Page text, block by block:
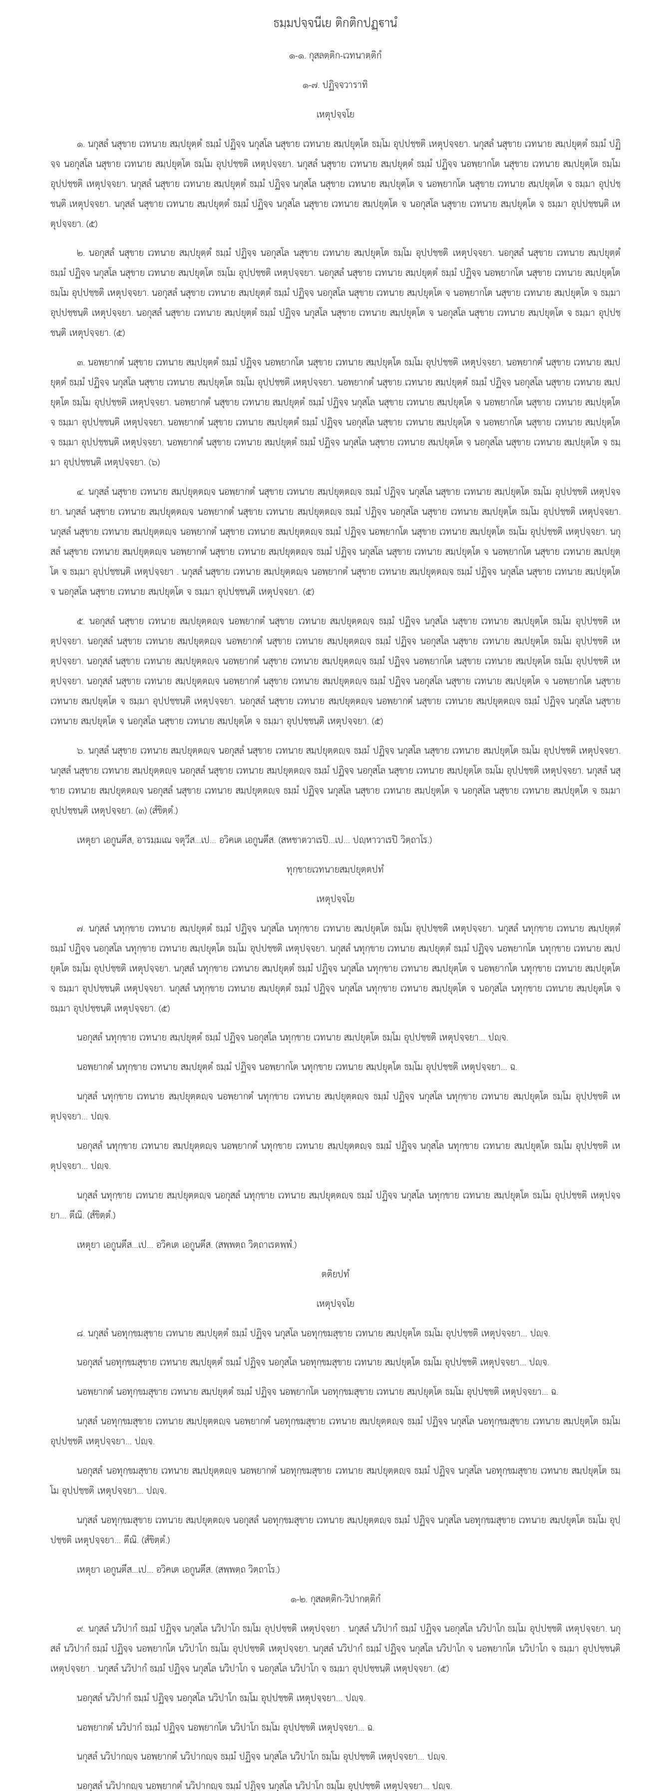
ธมฺมปจฺจนีเย ติกติกปฏฺานํ
๑-๑. กุสลตฺติก-เวทนาตฺติกํ
๑-๗. ปฏิจฺจวาราทิ
เหตุปจฺจโย
๑. นกุสลํนสุขาย เวทนาย สมฺปยุตฺตํ ธมฺมํ ปฏิจฺจ นกุสโล นสุขาย เวทนาย สมฺปยุตฺโต ธมฺโม อุปฺปชฺชติ เหตุปจฺจยา. นกุสลํ นสุขาย เวทนาย สมฺปยุตฺตํ ธมฺมํ ปฏิ
จฺจ นอกุสโล นสุขาย เวทนาย สมฺปยุตฺโต ธมฺโม อุปฺปชฺชติ เหตุปจฺจยา. นกุสลํ นสุขาย เวทนาย สมฺปยุตฺตํ ธมฺมํ ปฏิจฺจ นอพฺยากโต นสุขาย เวทนาย สมฺปยุตฺโต ธมฺโม
อุปฺปชฺชติ เหตุปจฺจยา. นกุสลํ นสุขาย เวทนาย สมฺปยุตฺตํ ธมฺมํ ปฏิจฺจ นกุสโล นสุขาย เวทนาย สมฺปยุตฺโต จ นอพฺยากโต นสุขาย เวทนาย สมฺปยุตฺโต จ ธมฺมา อุปฺปชฺ
ชนฺติ เหตุปจฺจยา. นกุสลํ นสุขาย เวทนาย สมฺปยุตฺตํ ธมฺมํ ปฏิจฺจ นกุสโล นสุขาย เวทนาย สมฺปยุตฺโต จ นอกุสโล นสุขาย เวทนาย สมฺปยุตฺโต จ ธมฺมา อุปฺปชฺชนฺติ เห
ตุปจฺจยา. (๕)
๒. นอกุสลํ นสุขาย เวทนาย สมฺปยุตฺตํ ธมฺมํ ปฏิจฺจ นอกุสโล นสุขาย เวทนาย สมฺปยุตฺโต ธมฺโม อุปฺปชฺชติ เหตุปจฺจยา. นอกุสลํ นสุขาย เวทนาย สมฺปยุตฺตํ
ธมฺมํ ปฏิจฺจ นกุสโล นสุขาย เวทนาย สมฺปยุตฺโต ธมฺโม อุปฺปชฺชติ เหตุปจฺจยา. นอกุสลํ นสุขาย เวทนาย สมฺปยุตฺตํ ธมฺมํ ปฏิจฺจ นอพฺยากโต นสุขาย เวทนาย สมฺปยุตฺโต
ธมฺโม อุปฺปชฺชติ เหตุปจฺจยา. นอกุสลํ นสุขาย เวทนาย สมฺปยุตฺตํ ธมฺมํ ปฏิจฺจ นอกุสโล นสุขาย เวทนาย สมฺปยุตฺโต จ นอพฺยากโต นสุขาย เวทนาย สมฺปยุตฺโต จ ธมฺมา
อุปฺปชฺชนฺติ เหตุปจฺจยา. นอกุสลํ นสุขาย เวทนาย สมฺปยุตฺตํ ธมฺมํ ปฏิจฺจ นกุสโล นสุขาย เวทนาย สมฺปยุตฺโต จ นอกุสโล นสุขาย เวทนาย สมฺปยุตฺโต จ ธมฺมา อุปฺปชฺ
ชนฺติ เหตุปจฺจยา. (๕)
๓. นอพฺยากตํ นสุขาย เวทนาย สมฺปยุตฺตํ ธมฺมํ ปฏิจฺจ นอพฺยากโต นสุขาย เวทนาย สมฺปยุตฺโต ธมฺโม อุปฺปชฺชติ เหตุปจฺจยา. นอพฺยากตํ นสุขาย เวทนาย สมฺป
ยุตฺตํ ธมฺมํ ปฏิจฺจ นกุสโล นสุขาย เวทนาย สมฺปยุตฺโต ธมฺโม อุปฺปชฺชติ เหตุปจฺจยา. นอพฺยากตํ นสุขาย เวทนาย สมฺปยุตฺตํ ธมฺมํ ปฏิจฺจ นอกุสโล นสุขาย เวทนาย สมฺป
ยุตฺโต ธมฺโม อุปฺปชฺชติ เหตุปจฺจยา. นอพฺยากตํ นสุขาย เวทนาย สมฺปยุตฺตํ ธมฺมํ ปฏิจฺจ นกุสโล นสุขาย เวทนาย สมฺปยุตฺโต จ นอพฺยากโต นสุขาย เวทนาย สมฺปยุตฺโต
จ ธมฺมา อุปฺปชฺชนฺติ เหตุปจฺจยา. นอพฺยากตํ นสุขาย เวทนาย สมฺปยุตฺตํ ธมฺมํ ปฏิจฺจ นอกุสโล นสุขาย เวทนาย สมฺปยุตฺโต จ นอพฺยากโต นสุขาย เวทนาย สมฺปยุตฺโต
จ ธมฺมา อุปฺปชฺชนฺติ เหตุปจฺจยา. นอพฺยากตํ นสุขาย เวทนาย สมฺปยุตฺตํ ธมฺมํ ปฏิจฺจ นกุสโล นสุขาย เวทนาย สมฺปยุตฺโต จ นอกุสโล นสุขาย เวทนาย สมฺปยุตฺโต จ ธมฺ
มา อุปฺปชฺชนฺติ เหตุปจฺจยา. (๖)
๔. นกุสลํ นสุขาย เวทนาย สมฺปยุตฺตฺจ นอพฺยากตํ นสุขาย เวทนาย สมฺปยุตฺตฺจ ธมฺมํ ปฏิจฺจ นกุสโล นสุขาย เวทนาย สมฺปยุตฺโต ธมฺโม อุปฺปชฺชติ เหตุปจฺจ
ยา. นกุสลํ นสุขาย เวทนาย สมฺปยุตฺตฺจ นอพฺยากตํ นสุขาย เวทนาย สมฺปยุตฺตฺจ ธมฺมํ ปฏิจฺจ นอกุสโล นสุขาย เวทนาย สมฺปยุตฺโต ธมฺโม อุปฺปชฺชติ เหตุปจฺจยา.
นกุสลํ นสุขาย เวทนาย สมฺปยุตฺตฺจ นอพฺยากตํ นสุขาย เวทนาย สมฺปยุตฺตฺจ ธมฺมํ ปฏิจฺจ นอพฺยากโต นสุขาย เวทนาย สมฺปยุตฺโต ธมฺโม อุปฺปชฺชติ เหตุปจฺจยา. นกุ
สลํ นสุขาย เวทนาย สมฺปยุตฺตฺจ นอพฺยากตํ นสุขาย เวทนาย สมฺปยุตฺตฺจ ธมฺมํ ปฏิจฺจ นกุสโล นสุขาย เวทนาย สมฺปยุตฺโต จ นอพฺยากโต นสุขาย เวทนาย สมฺปยุตฺ
โต จ ธมฺมา อุปฺปชฺชนฺติ เหตุปจฺจยา . นกุสลํ นสุขาย เวทนาย สมฺปยุตฺตฺจ นอพฺยากตํ นสุขาย เวทนาย สมฺปยุตฺตฺจ ธมฺมํ ปฏิจฺจ นกุสโล นสุขาย เวทนายสมฺปยุตฺโต
จ นอกุสโล นสุขาย เวทนาย สมฺปยุตฺโต จ ธมฺมา อุปฺปชฺชนฺติ เหตุปจฺจยา. (๕)
๕. นอกุสลํ นสุขาย เวทนาย สมฺปยุตฺตฺจ นอพฺยากตํ นสุขาย เวทนาย สมฺปยุตฺตฺจ ธมฺมํ ปฏิจฺจ นกุสโล นสุขาย เวทนาย สมฺปยุตฺโต ธมฺโม อุปฺปชฺชติ เห
ตุปจฺจยา. นอกุสลํ นสุขาย เวทนาย สมฺปยุตฺตฺจ นอพฺยากตํ นสุขาย เวทนาย สมฺปยุตฺตฺจ ธมฺมํ ปฏิจฺจ นอกุสโล นสุขาย เวทนาย สมฺปยุตฺโต ธมฺโม อุปฺปชฺชติ เห
ตุปจฺจยา. นอกุสลํ นสุขาย เวทนาย สมฺปยุตฺตฺจ นอพฺยากตํ นสุขาย เวทนาย สมฺปยุตฺตฺจ ธมฺมํ ปฏิจฺจ นอพฺยากโต นสุขาย เวทนาย สมฺปยุตฺโต ธมฺโม อุปฺปชฺชติ เห
ตุปจฺจยา. นอกุสลํ นสุขาย เวทนาย สมฺปยุตฺตฺจ นอพฺยากตํ นสุขาย เวทนาย สมฺปยุตฺตฺจ ธมฺมํ ปฏิจฺจ นอกุสโล นสุขาย เวทนาย สมฺปยุตฺโต จ นอพฺยากโต นสุขาย
เวทนาย สมฺปยุตฺโต จ ธมฺมา อุปฺปชฺชนฺติ เหตุปจฺจยา. นอกุสลํ นสุขาย เวทนาย สมฺปยุตฺตฺจ นอพฺยากตํ นสุขาย เวทนาย สมฺปยุตฺตฺจ ธมฺมํ ปฏิจฺจ นกุสโล นสุขาย
เวทนาย สมฺปยุตฺโต จ นอกุสโล นสุขาย เวทนาย สมฺปยุตฺโต จ ธมฺมา อุปฺปชฺชนฺติ เหตุปจฺจยา. (๕)
๖. นกุสลํ นสุขาย เวทนาย สมฺปยุตฺตฺจ นอกุสลํ นสุขาย เวทนาย สมฺปยุตฺตฺจ ธมฺมํ ปฏิจฺจ นกุสโล นสุขาย เวทนาย สมฺปยุตฺโต ธมฺโม อุปฺปชฺชติ เหตุปจฺจยา.
นกุสลํ นสุขาย เวทนาย สมฺปยุตฺตฺจ นอกุสลํ นสุขาย เวทนาย สมฺปยุตฺตฺจ ธมฺมํ ปฏิจฺจ นอกุสโล นสุขาย เวทนาย สมฺปยุตฺโต ธมฺโม อุปฺปชฺชติ เหตุปจฺจยา. นกุสลํ นสุ
ขาย เวทนาย สมฺปยุตฺตฺจ นอกุสลํ นสุขาย เวทนาย สมฺปยุตฺตฺจ ธมฺมํ ปฏิจฺจ นกุสโล นสุขาย เวทนาย สมฺปยุตฺโต จ นอกุสโล นสุขาย เวทนาย สมฺปยุตฺโต จ ธมฺมา
อุปฺปชฺชนฺติ เหตุปจฺจยา. (๓) (สํขิตฺตํ.)
เหตุยา เอกูนตึส, อารมฺมเณ จตุวีส…เป… อวิคเต เอกูนตึส. (สหชาตวาเรปิ…เป… ปฺหาวาเรปิ วิตฺถาโร.)
ทุกฺขายเวทนายสมฺปยุตฺตปทํ
เหตุปจฺจโย
๗. นกุสลํ นทุกฺขาย เวทนาย สมฺปยุตฺตํ ธมฺมํ ปฏิจฺจ นกุสโล นทุกฺขาย เวทนาย สมฺปยุตฺโต ธมฺโม อุปฺปชฺชติ เหตุปจฺจยา. นกุสลํ นทุกฺขาย เวทนาย สมฺปยุตฺตํ
ธมฺมํ ปฏิจฺจ นอกุสโล นทุกฺขาย เวทนาย สมฺปยุตฺโต ธมฺโม อุปฺปชฺชติ เหตุปจฺจยา. นกุสลํ นทุกฺขาย เวทนาย สมฺปยุตฺตํ ธมฺมํ ปฏิจฺจ นอพฺยากโต นทุกฺขาย เวทนาย สมฺป
ยุตฺโต ธมฺโม อุปฺปชฺชติ เหตุปจฺจยา. นกุสลํ นทุกฺขาย เวทนาย สมฺปยุตฺตํ ธมฺมํ ปฏิจฺจ นกุสโล นทุกฺขาย เวทนาย สมฺปยุตฺโต จ นอพฺยากโต นทุกฺขาย เวทนาย สมฺปยุตฺโต
จ ธมฺมา อุปฺปชฺชนฺติ เหตุปจฺจยา. นกุสลํ นทุกฺขาย เวทนาย สมฺปยุตฺตํ ธมฺมํ ปฏิจฺจ นกุสโล นทุกฺขาย เวทนาย สมฺปยุตฺโต จ นอกุสโล นทุกฺขาย เวทนาย สมฺปยุตฺโต จ
ธมฺมา อุปฺปชฺชนฺติ เหตุปจฺจยา. (๕)
นอกุสลํ นทุกฺขาย เวทนาย สมฺปยุตฺตํ ธมฺมํ ปฏิจฺจ นอกุสโล นทุกฺขาย เวทนาย สมฺปยุตฺโต ธมฺโม อุปฺปชฺชติ เหตุปจฺจยา… ปฺจ.
นอพฺยากตํ นทุกฺขาย เวทนาย สมฺปยุตฺตํ ธมฺมํ ปฏิจฺจ นอพฺยากโต นทุกฺขาย เวทนาย สมฺปยุตฺโต ธมฺโม อุปฺปชฺชติ เหตุปจฺจยา… ฉ.
นกุสลํ นทุกฺขาย เวทนาย สมฺปยุตฺตฺจ นอพฺยากตํ นทุกฺขาย เวทนาย สมฺปยุตฺตฺจ ธมฺมํ ปฏิจฺจ นกุสโล นทุกฺขาย เวทนาย สมฺปยุตฺโต ธมฺโม อุปฺปชฺชติ เห
ตุปจฺจยา… ปฺจ.
นอกุสลํ นทุกฺขาย เวทนาย สมฺปยุตฺตฺจ นอพฺยากตํ นทุกฺขาย เวทนาย สมฺปยุตฺตฺจ ธมฺมํ ปฏิจฺจ นกุสโล นทุกฺขาย เวทนาย สมฺปยุตฺโต ธมฺโม อุปฺปชฺชติ เห
ตุปจฺจยา… ปฺจ.
นกุสลํ นทุกฺขาย เวทนาย สมฺปยุตฺตฺจ นอกุสลํ นทุกฺขาย เวทนาย สมฺปยุตฺตฺจ ธมฺมํ ปฏิจฺจ นกุสโล นทุกฺขาย เวทนาย สมฺปยุตฺโต ธมฺโม อุปฺปชฺชติ เหตุปจฺจ
ยา… ตีณิ. (สํขิตฺตํ.)
เหตุยา เอกูนตึส…เป… อวิคเต เอกูนตึส. (สพฺพตฺถ วิตฺถาเรตพฺพํ.)
ตติยปทํ
เหตุปจฺจโย
๘. นกุสลํนอทุกฺขมสุขาย เวทนาย สมฺปยุตฺตํ ธมฺมํ ปฏิจฺจ นกุสโล นอทุกฺขมสุขาย เวทนาย สมฺปยุตฺโต ธมฺโม อุปฺปชฺชติ เหตุปจฺจยา… ปฺจ.
นอกุสลํ นอทุกฺขมสุขาย เวทนาย สมฺปยุตฺตํ ธมฺมํ ปฏิจฺจ นอกุสโล นอทุกฺขมสุขาย เวทนาย สมฺปยุตฺโต ธมฺโม อุปฺปชฺชติ เหตุปจฺจยา… ปฺจ.
นอพฺยากตํ นอทุกฺขมสุขาย เวทนาย สมฺปยุตฺตํ ธมฺมํ ปฏิจฺจ นอพฺยากโต นอทุกฺขมสุขาย เวทนาย สมฺปยุตฺโต ธมฺโม อุปฺปชฺชติ เหตุปจฺจยา… ฉ.
นกุสลํ นอทุกฺขมสุขาย เวทนาย สมฺปยุตฺตฺจ นอพฺยากตํ นอทุกฺขมสุขาย เวทนาย สมฺปยุตฺตฺจ ธมฺมํ ปฏิจฺจ นกุสโล นอทุกฺขมสุขาย เวทนาย สมฺปยุตฺโต ธมฺโม
อุปฺปชฺชติ เหตุปจฺจยา… ปฺจ.
นอกุสลํ นอทุกฺขมสุขาย เวทนาย สมฺปยุตฺตฺจ นอพฺยากตํ นอทุกฺขมสุขาย เวทนาย สมฺปยุตฺตฺจ ธมฺมํ ปฏิจฺจ นกุสโล นอทุกฺขมสุขาย เวทนาย สมฺปยุตฺโต ธมฺ
โม อุปฺปชฺชติ เหตุปจฺจยา… ปฺจ.
นกุสลํ นอทุกฺขมสุขาย เวทนาย สมฺปยุตฺตฺจ นอกุสลํ นอทุกฺขมสุขาย เวทนาย สมฺปยุตฺตฺจ ธมฺมํ ปฏิจฺจ นกุสโล นอทุกฺขมสุขาย เวทนาย สมฺปยุตฺโต ธมฺโม อุปฺ
ปชฺชติ เหตุปจฺจยา… ตีณิ. (สํขิตฺตํ.)
เหตุยา เอกูนตึส…เป… อวิคเต เอกูนตึส. (สพฺพตฺถ วิตฺถาโร.)
๑-๒. กุสลตฺติก-วิปากตฺติกํ
๙. นกุสลํ นวิปากํ ธมฺมํ ปฏิจฺจ นกุสโล นวิปาโก ธมฺโม อุปฺปชฺชติ เหตุปจฺจยา . นกุสลํ นวิปากํ ธมฺมํ ปฏิจฺจ นอกุสโล นวิปาโก ธมฺโม อุปฺปชฺชติ เหตุปจฺจยา. นกุ
สลํ นวิปากํ ธมฺมํ ปฏิจฺจ นอพฺยากโต นวิปาโก ธมฺโม อุปฺปชฺชติ เหตุปจฺจยา. นกุสลํ นวิปากํ ธมฺมํ ปฏิจฺจ นกุสโล นวิปาโก จ นอพฺยากโต นวิปาโก จ ธมฺมา อุปฺปชฺชนฺติ
เหตุปจฺจยา . นกุสลํ นวิปากํ ธมฺมํ ปฏิจฺจ นกุสโล นวิปาโก จ นอกุสโล นวิปาโก จ ธมฺมา อุปฺปชฺชนฺติ เหตุปจฺจยา. (๕)
นอกุสลํ นวิปากํ ธมฺมํ ปฏิจฺจ นอกุสโล นวิปาโก ธมฺโม อุปฺปชฺชติ เหตุปจฺจยา… ปฺจ.
นอพฺยากตํ นวิปากํ ธมฺมํ ปฏิจฺจ นอพฺยากโต นวิปาโก ธมฺโม อุปฺปชฺชติ เหตุปจฺจยา… ฉ.
นกุสลํ นวิปากฺจ นอพฺยากตํ นวิปากฺจ ธมฺมํ ปฏิจฺจ นกุสโล นวิปาโก ธมฺโม อุปฺปชฺชติ เหตุปจฺจยา… ปฺจ.
นอกุสลํ นวิปากฺจ นอพฺยากตํ นวิปากฺจ ธมฺมํ ปฏิจฺจ นกุสโล นวิปาโก ธมฺโม อุปฺปชฺชติ เหตุปจฺจยา… ปฺจ.